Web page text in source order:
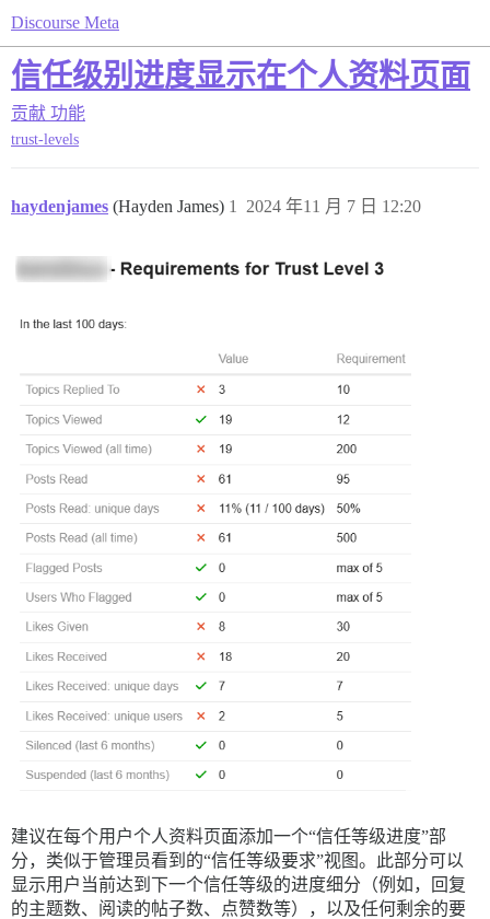
Discourse Meta
信任级别进度显示在个人资料页面
贡献 功能
trust-levels
haydenjames (Hayden James) 2024 年11 月 7 日 12:20
1
建议在每个用户个人资料页面添加一个“信任等级进度”部
分，类似于管理员看到的“信任等级要求”视图。此部分可以
显示用户当前达到下一个信任等级的进度细分（例如，回复
的主题数、阅读的帖子数、点赞数等），以及任何剩余的要